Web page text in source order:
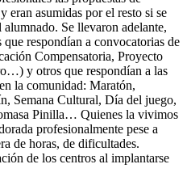
eran asumidas por el resto si se
Se llevaron adelante,
respondían a convocatorias de
Compensatoria, Proyecto
y otros que respondían a las
la comunidad: Maratón,
Semana Cultural, Día del juego,
Pinilla… Quienes la vivimos
profesionalmente pese a
de horas, de dificultades.
de los centros al implantarse